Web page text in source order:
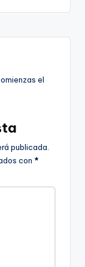
el
publicada.
con *